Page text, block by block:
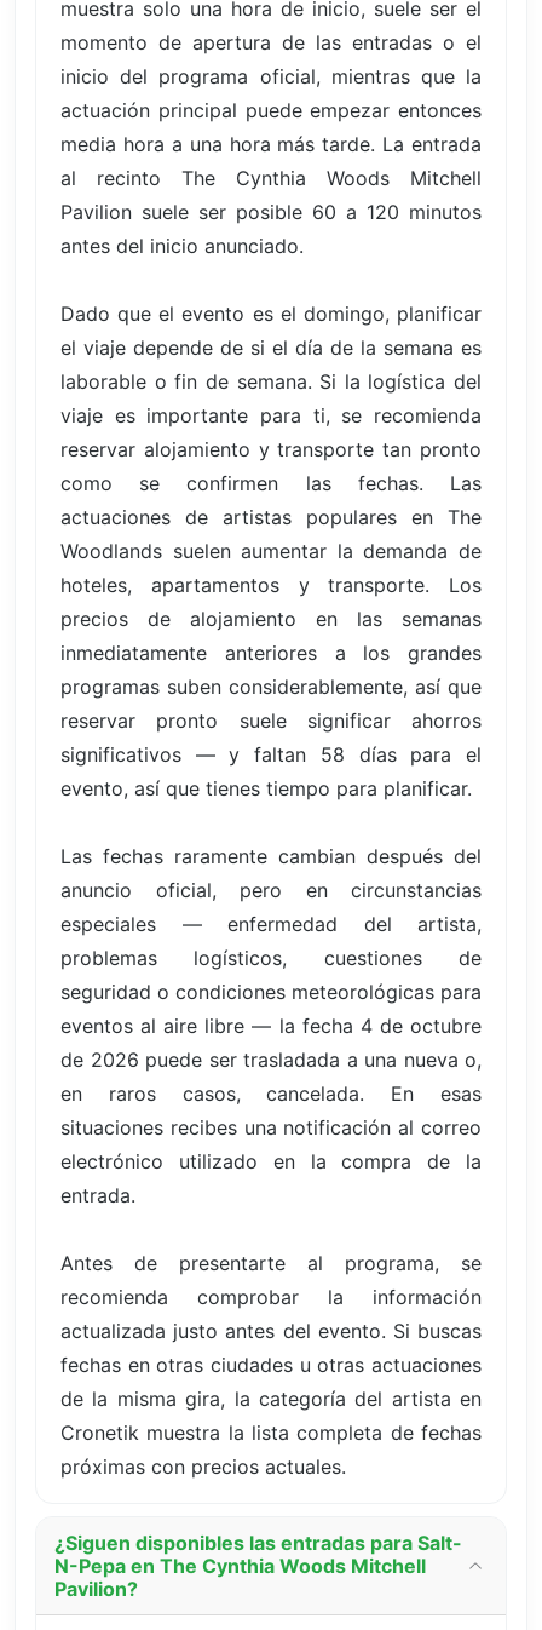
muestra solo una hora de inicio, suele ser el
momento de apertura de las entradas o el
inicio del programa oficial, mientras que la
actuación principal puede empezar entonces
media hora a una hora más tarde. La entrada
al recinto The Cynthia Woods Mitchell
Pavilion suele ser posible 60 a 120 minutos
antes del inicio anunciado.
Dado que el evento es el domingo, planificar
el viaje depende de si el día de la semana es
laborable o fin de semana. Si la logística del
viaje es importante para ti, se recomienda
reservar alojamiento y transporte tan pronto
como se confirmen las fechas. Las
actuaciones de artistas populares en The
Woodlands suelen aumentar la demanda de
hoteles, apartamentos y transporte. Los
precios de alojamiento en las semanas
inmediatamente anteriores a los grandes
programas suben considerablemente, así que
reservar pronto suele significar ahorros
significativos — y faltan 58 días para el
evento, así que tienes tiempo para planificar.
Las fechas raramente cambian después del
anuncio oficial, pero en circunstancias
especiales — enfermedad del artista,
problemas logísticos, cuestiones de
seguridad o condiciones meteorológicas para
eventos al aire libre — la fecha 4 de octubre
de 2026 puede ser trasladada a una nueva o,
en raros casos, cancelada. En esas
situaciones recibes una notificación al correo
electrónico utilizado en la compra de la
entrada.
Antes de presentarte al programa, se
recomienda comprobar la información
actualizada justo antes del evento. Si buscas
fechas en otras ciudades u otras actuaciones
de la misma gira, la categoría del artista en
Cronetik muestra la lista completa de fechas
próximas con precios actuales.
¿Siguen disponibles las entradas para Salt-
N-Pepa en The Cynthia Woods Mitchell
Pavilion?